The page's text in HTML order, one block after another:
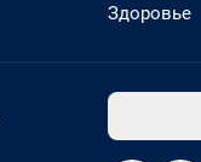
Здоровье